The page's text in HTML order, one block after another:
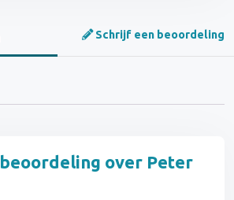
Schrijf een beoordeling
over Peter